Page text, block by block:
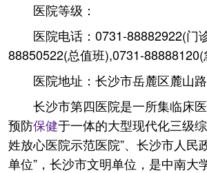
医院等级：
医院电话：0731-88882922(门
88850522(总值班),0731-88888120(
医院地址：长沙市岳麓区麓山
长沙市第四医院是一所集临床医
预防保健于一体的大型现代化三级
姓放心医院示范医院”、长沙市人民
单位”，长沙市文明单位，是中南大